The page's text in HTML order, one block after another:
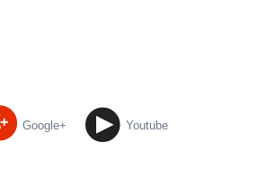
Google+ Youtube